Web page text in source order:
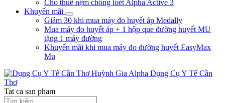
Cho thuê nệm chống loét Alpha Active 3
Khuyến mãi
Giảm 30 khi mua máy đo huyết áp Medally
Mua máy đo huyết áp + 1 hộp que đường huyết MU
tặng 1 máy đường
Khuyến mãi khi mua máy đo đường huyết EasyMax
Mu
Huỳnh Gia Alpha Dụng Cụ Y Tế Cần
Thơ
Tat ca san pham